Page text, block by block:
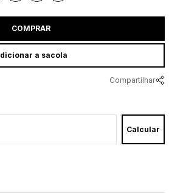
COMPRAR
adicionar a sacola
Compartilhar
Calcular